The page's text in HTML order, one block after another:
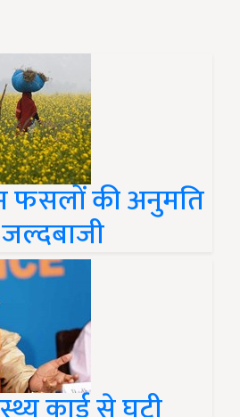
फसलों की अनुमति